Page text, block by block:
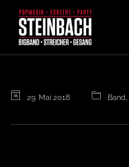
29. Mai 2018 Band,